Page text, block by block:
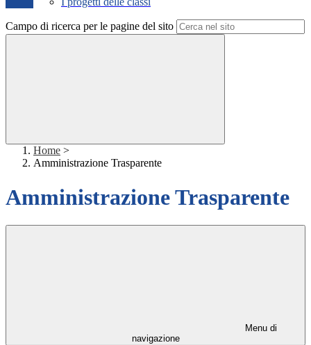
Campo di ricerca per le pagine del sito
Home >
Amministrazione Trasparente
Amministrazione Trasparente
Menu di
navigazione